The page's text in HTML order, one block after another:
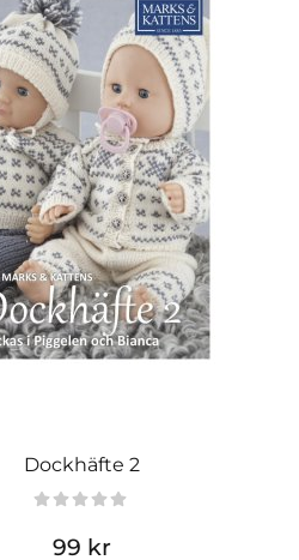
Dockhäfte 2
99 kr